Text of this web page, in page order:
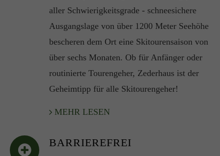
aller Schwierigkeitsgrade - schneesichere
Ausgangslage von über 1200 Meter Seehöhe
bescheren dem Ort eine Skitourensaison von
über sechs Monaten. Ob für Anfänger oder
routinierte Tourengeher, Zederhaus ist der
Geheimtipp für alle Skitourengeher!
MEHR LESEN
BARRIEREFREI